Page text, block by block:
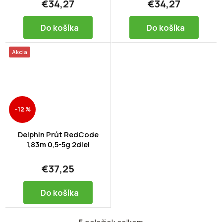
€34,27
Do košíka
€34,27
Do košíka
Akcia
–12 %
Delphin Prút RedCode
1,83m 0,5-5g 2diel
€37,25
Do košíka